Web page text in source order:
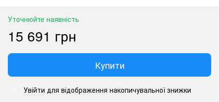
Уточнюйте наявність
15 691 грн
Купити
Увійти для відображення накопичувальної знижки